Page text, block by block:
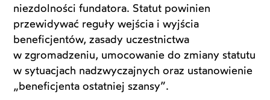
niezdolności fundatora. Statut powinien
przewidywać reguły wejścia i wyjścia
beneficjentów, zasady uczestnictwa
w zgromadzeniu, umocowanie do zmiany statutu
w sytuacjach nadzwyczajnych oraz ustanowienie
„beneficjenta ostatniej szansy”.